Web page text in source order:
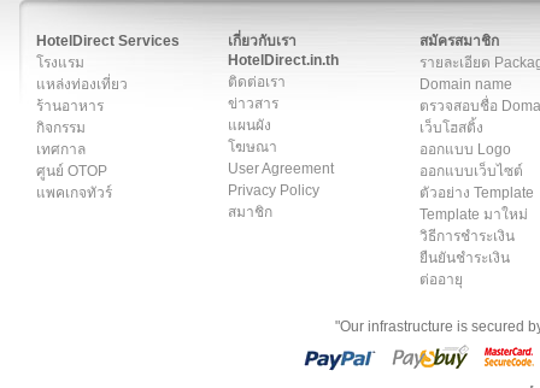
HotelDirect Services
โรงแรม
แหล่งท่องเที่ยว
ร้านอาหาร
กิจกรรม
เทศกาล
ศูนย์ OTOP
แพคเกจทัวร์
เกี่ยวกับเรา
HotelDirect.in.th
ติดต่อเรา
ข่าวสาร
แผนผัง
โฆษณา
User Agreement
Privacy Policy
สมาชิก
สมัครสมาชิก
รายละเอียด
Domain name
ตรวจสอบชื่อ
เว็บโฮสติ้ง
ออกแบบ Logo
ออกแบบเว็บไซต์
ตัวอย่าง Template
Template มาใหม่
วิธีการชำระเงิน
ยืนยันชำระเงิน
ต่ออายุ
"Our infrastructure is secured